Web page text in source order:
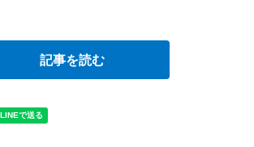
記事を読む